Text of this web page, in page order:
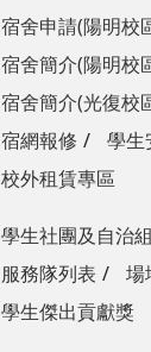
宿舍申請(陽明校
宿舍簡介(陽明校
宿舍簡介(光復校
宿網報修
學生
校外租賃專區
學生社團及自治
服務隊列表
場
學生傑出貢獻獎